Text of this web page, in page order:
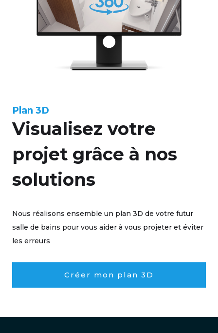
Plan 3D
Visualisez votre
projet grâce à nos
solutions
Nous réalisons ensemble un plan 3D de votre futur
salle de bains pour vous aider à vous projeter et éviter
les erreurs
Créer mon plan 3D